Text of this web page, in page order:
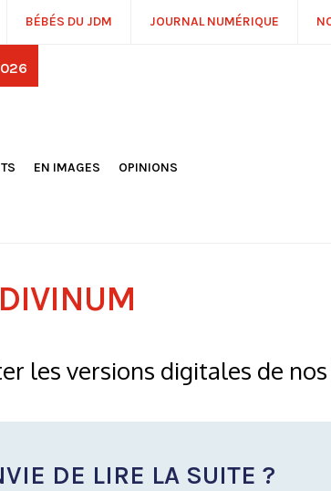
BÉBÉS DU JDM JOURNAL NUMÉRIQUE
EN IMAGES
OPINIONS
les versions digitales de
DE LIRE LA SUITE ?